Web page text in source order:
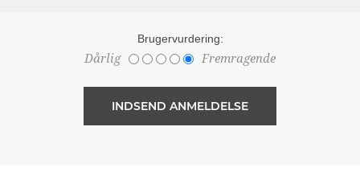
Brugervurdering:
Dårlig Fremragende